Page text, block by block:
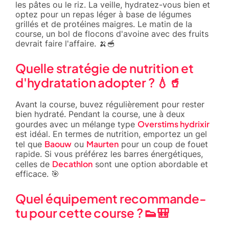
les pâtes ou le riz. La veille, hydratez-vous bien et
optez pour un repas léger à base de légumes
grillés et de protéines maigres. Le matin de la
course, un bol de flocons d'avoine avec des fruits
devrait faire l'affaire. 🍌🥣
Quelle stratégie de nutrition et
d'hydratation adopter ? 💧🥤
Avant la course, buvez régulièrement pour rester
bien hydraté. Pendant la course, une à deux
gourdes avec un mélange type Overstims hydrixir
est idéal. En termes de nutrition, emportez un gel
tel que Baouw ou Maurten pour un coup de fouet
rapide. Si vous préférez les barres énergétiques,
celles de Decathlon sont une option abordable et
efficace. 🎯
Quel équipement recommande-
tu pour cette course ? 👟🎒